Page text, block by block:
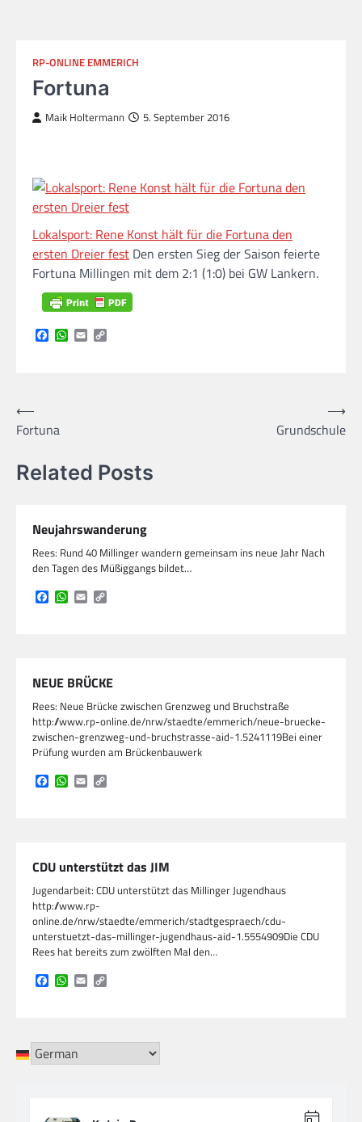
RP-ONLINE EMMERICH
Fortuna
Maik Holtermann 5. September 2016
Lokalsport: Rene Konst hält für die Fortuna den
ersten Dreier fest Den ersten Sieg der Saison feierte
Fortuna Millingen mit dem 2:1 (1:0) bei GW Lankern.
Facebook
WhatsApp
Email
Beitragsnavigation
⟵
Fortuna
Grundschule
⟶
Related Posts
Neujahrswanderung
Rees: Rund 40 Millinger wandern gemeinsam ins neue Jahr Nach
den Tagen des Müßiggangs bildet…
Facebook
WhatsApp
Email
NEUE BRÜCKE
Rees: Neue Brücke zwischen Grenzweg und Bruchstraße
http://www.rp-online.de/nrw/staedte/emmerich/neue-bruecke-
zwischen-grenzweg-und-bruchstrasse-aid-1.5241119Bei einer
Prüfung wurden am Brückenbauwerk
Facebook
WhatsApp
Email
CDU unterstützt das JIM
Jugendarbeit: CDU unterstützt das Millinger Jugendhaus
http://www.rp-
online.de/nrw/staedte/emmerich/stadtgespraech/cdu-
unterstuetzt-das-millinger-jugendhaus-aid-1.5554909Die CDU
Rees hat bereits zum zwölften Mal den…
Facebook
WhatsApp
Email